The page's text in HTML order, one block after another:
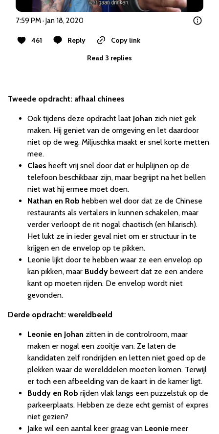
7:59 PM · Jan 18, 2020
461 Reply
Copy link
Read 3 replies
Tweede opdracht: afhaal chinees
Ook tijdens deze opdracht laat Johan zich niet gek
maken. Hij geniet van de omgeving en let daardoor
niet op de weg. Miljuschka maakt er snel korte metten
mee.
Claes heeft vrij snel door dat er hulplijnen op de
telefoon beschikbaar zijn, maar begrijpt na het bellen
niet wat hij ermee moet doen.
Nathan en Rob hebben wel door dat ze de Chinese
restaurants als vertalers in kunnen schakelen, maar
verder verloopt de rit nogal chaotisch (en hilarisch).
Het lukt ze in ieder geval niet om er structuur in te
krijgen en de envelop op te pikken.
Leonie lijkt door te hebben waar ze een envelop op
kan pikken, maar Buddy beweert dat ze een andere
kant op moeten rijden. De envelop wordt niet
gevonden.
Derde opdracht: wereldbeeld
Leonie en Johan zitten in de controlroom, maar
maken er nogal een zooitje van. Ze laten de
kandidaten zelf rondrijden en letten niet goed op de
plekken waar de werelddelen moeten komen. Terwijl
er toch een afbeelding van de kaart in de kamer ligt.
Buddy en Rob rijden vlak langs een puzzelstuk op de
parkeerplaats. Hebben ze deze echt gemist of expres
niet gezien?
Jaike wil een aantal keer graag van Leonie meer